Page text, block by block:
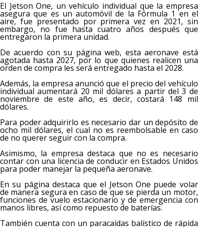
El Jetson One, un vehículo individual que la empresa
asegura que es un automóvil de la Fórmula 1 en el
aire, fue presentado por primera vez en 2021, sin
embargo, no fue hasta cuatro años después que
entregaron la primera unidad.
De acuerdo con su página web, esta aeronave está
agotada hasta 2027, por lo que quienes realicen una
orden de compra les será entregado hasta el 2028.
Además, la empresa anunció que el precio del vehículo
individual aumentará 20 mil dólares a partir del 3 de
noviembre de este año, es decir, costará 148 mil
dólares.
Para poder adquirirlo es necesario dar un depósito de
ocho mil dólares, el cual no es reembolsable en caso
de no querer seguir con la compra.
Asimismo, la empresa destaca que no es necesario
contar con una licencia de conducir en Estados Unidos
para poder manejar la pequeña aeronave.
En su página destaca que el Jetson One puede volar
de manera segura en caso de que se pierda un motor,
funciones de vuelo estacionario y de emergencia con
manos libres, así como repuesto de baterías.
También cuenta con un paracaídas balístico de rápida